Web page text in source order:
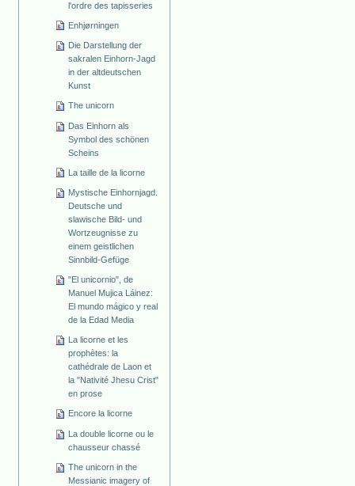
l'ordre des tapisseries
Enhjørningen
Die Darstellung der
sakralen Einhorn-Jagd
in der altdeutschen
Kunst
The unicorn
Das Einhorn als
Symbol des schönen
Scheins
La taille de la licorne
Mystische Einhornjagd.
Deutsche und
slawische Bild- und
Wortzeugnisse zu
einem geistlichen
Sinnbild-Gefüge
"El unicornio", de
Manuel Mujica Láinez:
El mundo mágico y real
de la Edad Media
La licorne et les
prophètes: la
cathédrale de Laon et
la "Nativité Jhesu Crist"
en prose
Encore la licorne
La double licorne ou le
chausseur chassé
The unicorn in the
Messianic imagery of